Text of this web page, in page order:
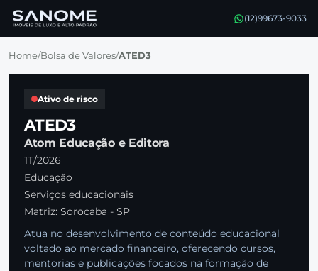
(12)99673-9033
Home/Bolsa de Valores/ATED3
Ativo de risco
ATED3
Atom Educação e Editora
1T/2026
Educação
Serviços educacionais
Matriz: Sorocaba - SP
Atua no desenvolvimento de conteúdo educacional
voltado ao mercado financeiro, oferecendo cursos,
mentorias e publicações focados na formação de